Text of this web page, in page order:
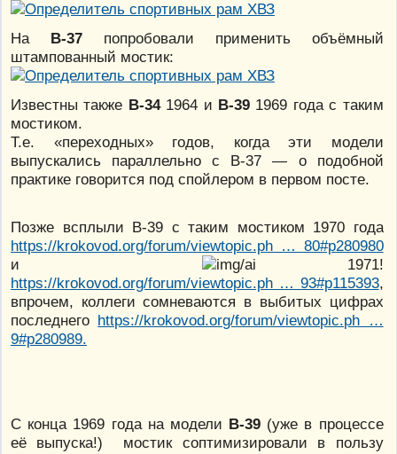
На В-37попробовали применить объёмный
штампованный мостик:
Известны также В-341964 и В-39 1969 года с таким
мостиком.
Т.е. «переходных» годов, когда эти модели
выпускались параллельно с В-37 — о подобной
практике говорится под спойлером в первом посте.
Позже всплыли В-39 с таким мостиком 1970 года
https://krokovod.org/forum/viewtopic.ph … 80#p280980
и
1971!
https://krokovod.org/forum/viewtopic.ph … 93#p115393,
впрочем, коллеги сомневаются в выбитых цифрах
последнего https://krokovod.org/forum/viewtopic.ph …
9#p280989.
С конца 1969 года на модели В-39 (уже в процессе
её выпуска!) мостик соптимизировали в пользу